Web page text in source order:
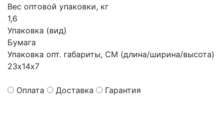
Вес оптовой упаковки, кг
1,6
Упаковка (вид)
Бумага
Упаковка опт. габариты, СМ (длина/ширина/высота)
23х14х7
Оплата Доставка Гарантия